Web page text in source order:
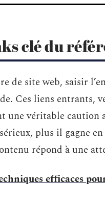
clé du
de site web, saisir
Ces liens entrants,
une véritable caution
plus il gagne
répond à une
efficaces